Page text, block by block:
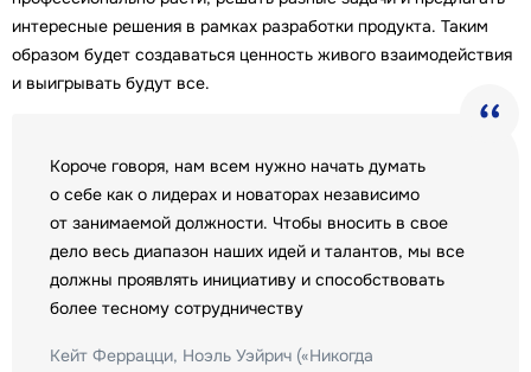
интересные решения в рамках разработки продукта. Таким
образом будет создаваться ценность живого взаимодействия
и выигрывать будут все.
Короче говоря, нам всем нужно начать думать
о себе как о лидерах и новаторах независимо
от занимаемой должности. Чтобы вносить в свое
дело весь диапазон наших идей и талантов, мы все
должны проявлять инициативу и способствовать
более тесному сотрудничеству
Кейт Феррацци, Ноэль Уэйрич («Никогда